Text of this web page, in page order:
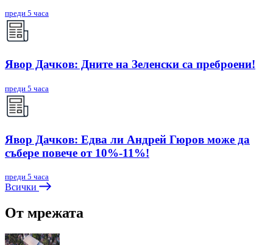
преди 5 часа
Явор Дачков: Дните на Зеленски са преброени!
преди 5 часа
Явор Дачков: Едва ли Андрей Гюров може да
събере повече от 10%-11%!
преди 5 часа
Всички
От мрежата